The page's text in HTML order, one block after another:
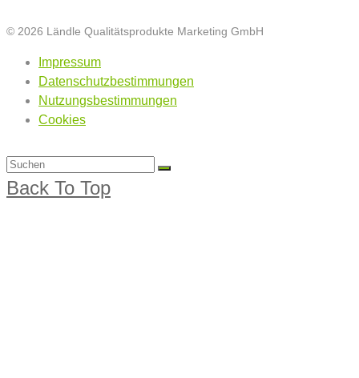
© 2026 Ländle Qualitätsprodukte Marketing GmbH
Impressum
Datenschutzbestimmungen
Nutzungsbestimmungen
Cookies
Back To Top